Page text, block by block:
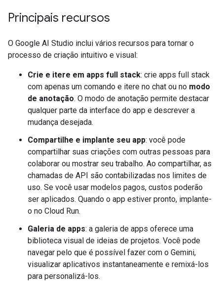
Principais recursos
O Google AI Studio inclui vários recursos para tornar o
processo de criação intuitivo e visual:
Crie e itere em apps full stack: crie apps full stack
com apenas um comando e itere no chat ou no modo
de anotação. O modo de anotação permite destacar
qualquer parte da interface do app e descrever a
mudança desejada.
Compartilhe e implante seu app: você pode
compartilhar suas criações com outras pessoas para
colaborar ou mostrar seu trabalho. Ao compartilhar, as
chamadas de API são contabilizadas nos limites de
uso. Se você usar modelos pagos, custos poderão
ser aplicados. Quando o app estiver pronto, implante-
o no Cloud Run.
Galeria de apps: a galeria de apps oferece uma
biblioteca visual de ideias de projetos. Você pode
navegar pelo que é possível fazer com o Gemini,
visualizar aplicativos instantaneamente e remixá-los
para personalizá-los.